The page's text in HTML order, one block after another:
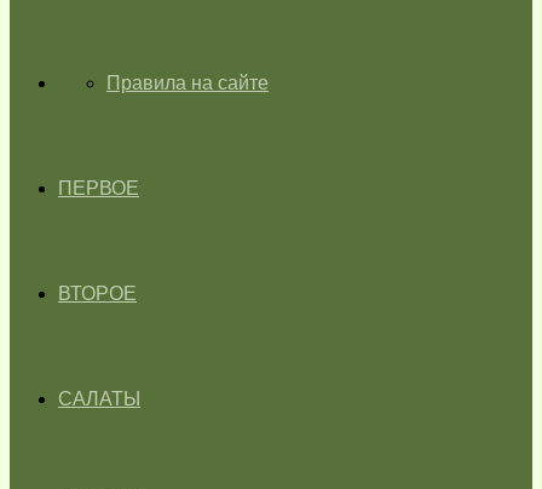
ГЛАВНАЯПравила на сайте
ПЕРВОЕ
ВТОРОЕ
САЛАТЫ